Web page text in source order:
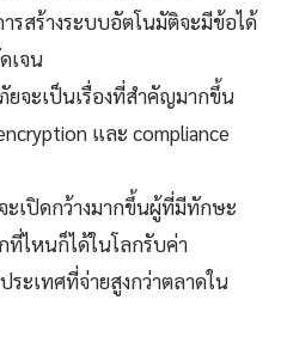
รสร้างระบบอัตโนมัติจะมีข้อได้
เจน
ยจะเป็นเรื่องที่สำคัญมากขึ้น
และ compliance
ะเปิดกว้างมากขึ้นผู้ที่มีทักษะ
ที่ไหนก็ได้ในโลกรับค่า
ะเทศที่จ่ายสูงกว่าตลาดใน